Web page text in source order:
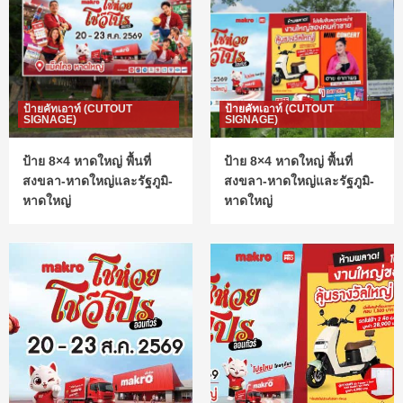
ป้ายคัทเอาท์ (CUTOUT
SIGNAGE)
ป้าย 8×4 หาดใหญ่ พื้นที่
สงขลา-หาดใหญ่และรัฐภูมิ-
หาดใหญ่
ป้ายคัทเอาท์ (CUTOUT
SIGNAGE)
ป้าย 8×4 หาดใหญ่ พื้นที่
สงขลา-หาดใหญ่และรัฐภูมิ-
หาดใหญ่